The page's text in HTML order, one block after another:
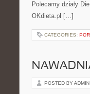
Polecamy działy
OKdieta.pl […]
CATEGORIES:
POSTED BY ADMIN